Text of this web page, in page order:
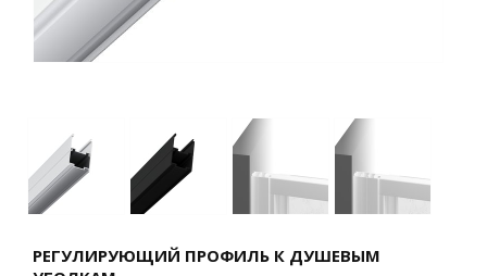
РЕГУЛИРУЮЩИЙ ПРОФИЛЬ К ДУШЕВЫМ